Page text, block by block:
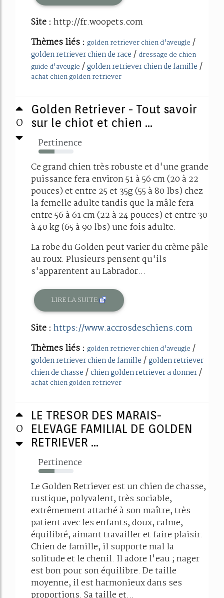
Site : http://fr.woopets.com
Thèmes liés : golden retriever chien d'aveugle /
golden retriever chien de race / dressage de chien
guide d'aveugle / golden retriever chien de famille /
achat chien golden retriever
0
Golden Retriever - Tout savoir
sur le chiot et chien ...
Pertinence
46%
Ce grand chien très robuste et d'une grande
puissance fera environ 51 à 56 cm (20 à 22
pouces) et entre 25 et 35g (55 à 80 lbs) chez
la femelle adulte tandis que la mâle fera
entre 56 à 61 cm (22 à 24 pouces) et entre 30
à 40 kg (65 à 90 lbs) une fois adulte.
La robe du Golden peut varier du crème pâle
au roux. Plusieurs pensent qu'ils
s'apparentent au Labrador...
LIRE LA SUITE
Site : https://www.accrosdeschiens.com
Thèmes liés : golden retriever chien d'aveugle /
golden retriever chien de famille / golden retriever
chien de chasse / chien golden retriever a donner/
achat chien golden retriever
0
LE TRESOR DES MARAIS-
ELEVAGE FAMILIAL DE GOLDEN
RETRIEVER ...
Pertinence
45%
Le Golden Retriever est un chien de chasse,
rustique, polyvalent, très sociable,
extrêmement attaché à son maître, très
patient avec les enfants, doux, calme,
équilibré, aimant travailler et faire plaisir.
Chien de famille, il supporte mal la
solitude et le chenil. Il adore l'eau ; nager
est bon pour son équilibre. De taille
moyenne, il est harmonieux dans ses